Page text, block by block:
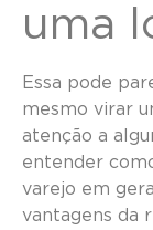
uma
Essa pode
mesmo virar
atenção a
entender
varejo em
vantagens da